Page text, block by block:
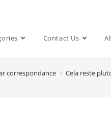
Contact Us
correspondance > Cela reste